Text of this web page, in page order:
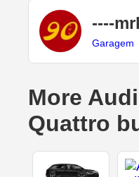
----
Garagem
More
Quattro